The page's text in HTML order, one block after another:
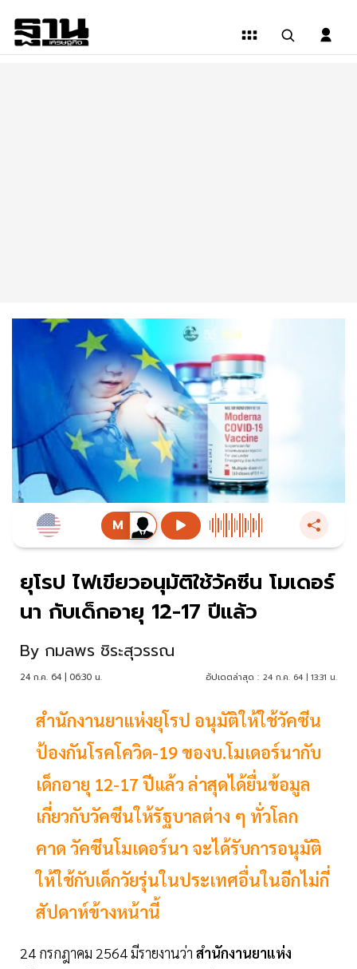
ยุโรป ไฟเขียวอนุมัติใช้วัคซีน โมเดอร์
นา กับเด็กอายุ 12-17 ปีแล้ว
By กมลพร ชิระสุวรรณ
24 ก.ค. 64 | 06:30 น. อัปเดตล่าสุด : 24 ก.ค. 64 | 13:31 น.
สำนักงานยาแห่งยุโรป อนุมัติให้ใช้วัคซีน
ป้องกันโรคโควิด-19 ของบ.โมเดอร์นากับ
เด็กอายุ 12-17 ปีแล้ว ล่าสุดได้ยื่นข้อมูล
เกี่ยวกับวัคซีนให้รัฐบาลต่าง ๆ ทั่วโลก
คาด วัคซีนโมเดอร์นา จะได้รับการอนุมัติ
ให้ใช้กับเด็กวัยรุ่นในประเทศอื่นในอีกไม่กี่
สัปดาห์ข้างหน้านี้
24 กรกฎาคม 2564 มีรายงานว่า สำนักงานยาแห่ง